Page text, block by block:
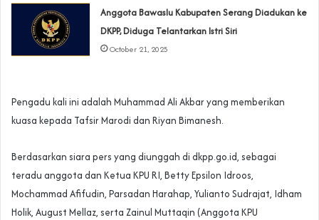
Anggota Bawaslu Kabupaten Serang Diadukan ke
DKPP, Diduga Telantarkan Istri Siri
October 21, 2025
Pengadu kali ini adalah Muhammad Ali Akbar yang memberikan
kuasa kepada Tafsir Marodi dan Riyan Bimanesh.
Berdasarkan siara pers yang diunggah di dkpp.go.id, sebagai
teradu anggota dan Ketua KPU RI, Betty Epsilon Idroos,
Mochammad Afifudin, Parsadan Harahap, Yulianto Sudrajat, Idham
Holik, August Mellaz, serta Zainul Muttaqin (Anggota KPU